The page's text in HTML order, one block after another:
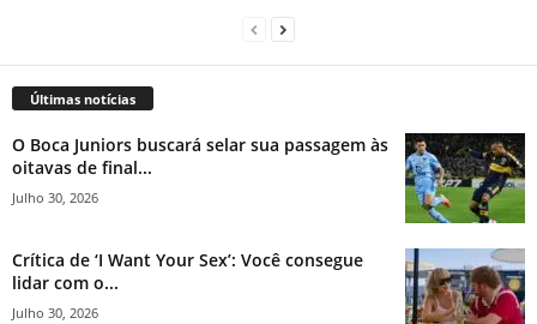
Últimas notícias
O Boca Juniors buscará selar sua passagem às
oitavas de final...
Julho 30, 2026
Crítica de ‘I Want Your Sex’: Você consegue
lidar com o...
Julho 30, 2026